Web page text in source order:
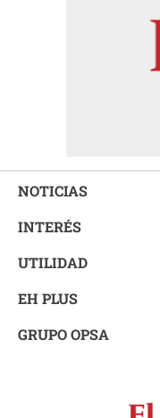
NOTICIAS
INTERÉS
UTILIDAD
EH PLUS
GRUPO OPSA